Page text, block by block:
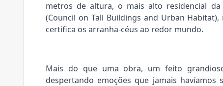
metros de altura, o mais alto residencial da
(Council on Tall Buildings and Urban
certifica os arranha-céus ao redor mundo.
Mais do que uma obra, um feito
despertando emoções que jamais havíamos